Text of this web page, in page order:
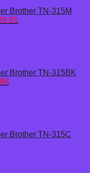
Brother TN-315M
Brother TN-315BK
El
Brother TN-315C